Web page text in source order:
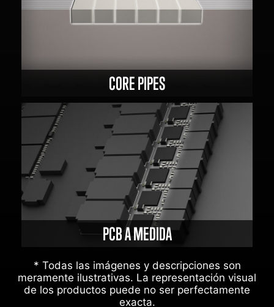
CORE PIPES
PCB A MEDIDA
* Todas las imágenes y descripciones son
meramente ilustrativas. La representación visual
de los productos puede no ser perfectamente
exacta.